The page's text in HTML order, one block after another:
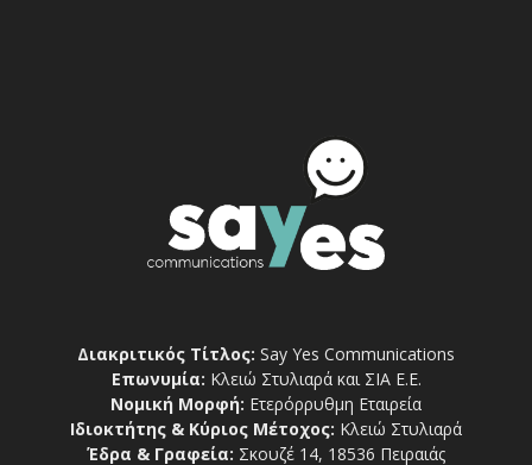
Διακριτικός Τίτλος: Say Yes Communications
Επωνυμία: Κλειώ Στυλιαρά και ΣΙΑ Ε.Ε.
Νομική Μορφή: Ετερόρρυθμη Εταιρεία
Ιδιοκτήτης & Κύριος Μέτοχος: Κλειώ Στυλιαρά
Έδρα & Γραφεία: Σκουζέ 14, 18536 Πειραιάς